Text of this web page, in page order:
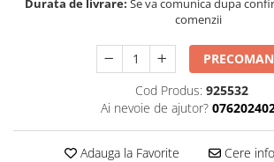
Durata de livrare: Se va comunica dupa
comenzii
Cod Produs: 925532
Ai nevoie de ajutor?
Adauga la Favorite Cere